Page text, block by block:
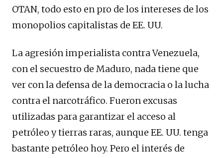
OTAN, todo esto en pro de los intereses de los
monopolios capitalistas de EE. UU.
La agresión imperialista contra Venezuela,
con el secuestro de Maduro, nada tiene que
ver con la defensa de la democracia o la lucha
contra el narcotráfico. Fueron excusas
utilizadas para garantizar el acceso al
petróleo y tierras raras, aunque EE. UU. tenga
bastante petróleo hoy. Pero el interés de